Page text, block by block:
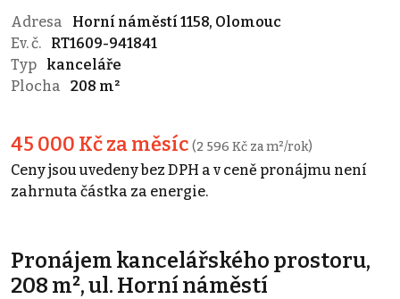
Adresa
Horní náměstí 1158, Olomouc
Ev. č.
RT1609-941841
Typ
kanceláře
Plocha
208 m²
45 000 Kč za měsíc (2 596 Kč za m²/rok)
Ceny jsou uvedeny bez DPH a v ceně pronájmu není
zahrnuta částka za energie.
Pronájem kancelářského prostoru,
208 m², ul. Horní náměstí